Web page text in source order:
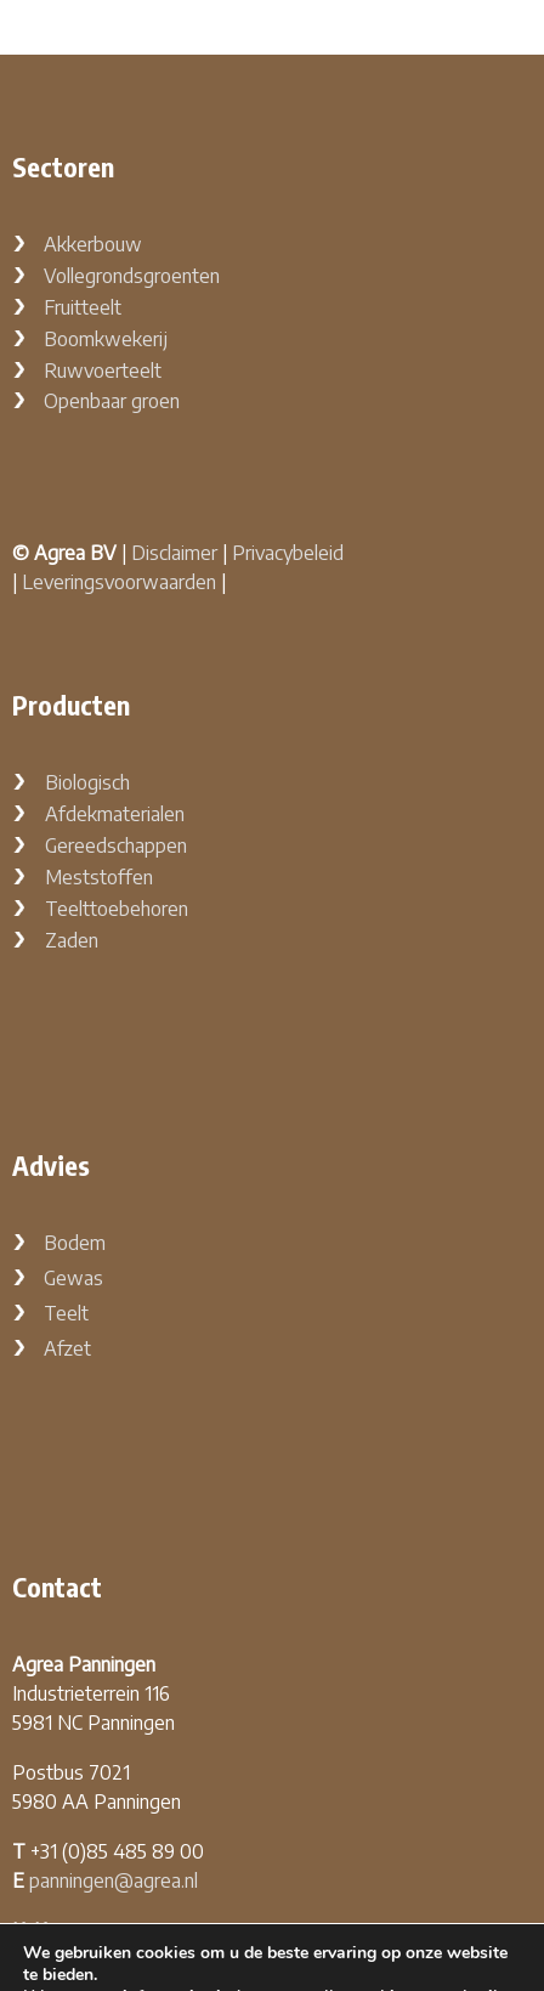
Sectoren
Akkerbouw
Vollegrondsgroenten
Fruitteelt
Boomkwekerij
Ruwvoerteelt
Openbaar groen
© Agrea BV | Disclaimer| Privacybeleid
| Leveringsvoorwaarden |
Producten
Biologisch
Afdekmaterialen
Gereedschappen
Meststoffen
Teelttoebehoren
Zaden
Advies
Bodem
Gewas
Teelt
Afzet
Contact
Agrea Panningen
Industrieterrein 116
5981 NC Panningen
Postbus 7021
5980 AA Panningen
T +31 (0)85 485 89 00
E panningen@agrea.nl
KvK12.04.03.09
BTWNL808226174B01
We gebruiken cookies om u de beste ervaring op onze website
te bieden.